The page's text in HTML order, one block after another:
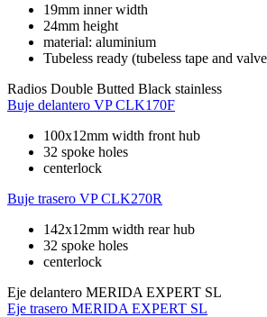
19mm inner width
24mm height
material: aluminium
Tubeless ready (tubeless tape and
Radios Double Butted Black stainless
Buje delantero VP CLK170F
100x12mm width front hub
32 spoke holes
centerlock
Buje trasero VP CLK270R
142x12mm width rear hub
32 spoke holes
centerlock
Eje delantero MERIDA EXPERT SL
Eje trasero MERIDA EXPERT SL